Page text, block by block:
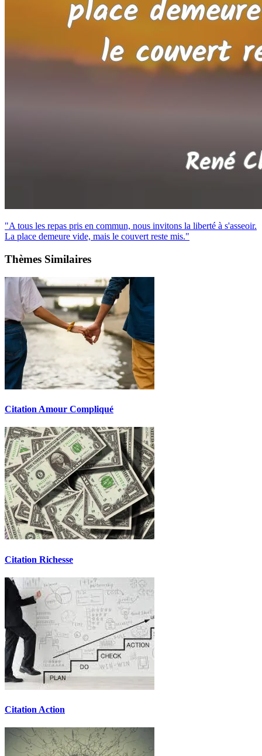
"A tous les repas pris en commun, nous invitons la liberté à s'asseoir.
La place demeure vide, mais le couvert reste mis."
Thèmes Similaires
Citation Amour Compliqué
Citation Richesse
Citation Action